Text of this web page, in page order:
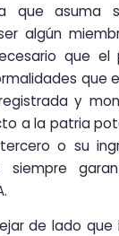
que asuma
algún
que el
que
y
a la patria
o su
siempre
de lado